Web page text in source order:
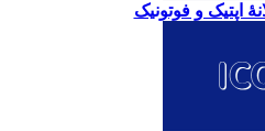
اپتیک و فوتونیک